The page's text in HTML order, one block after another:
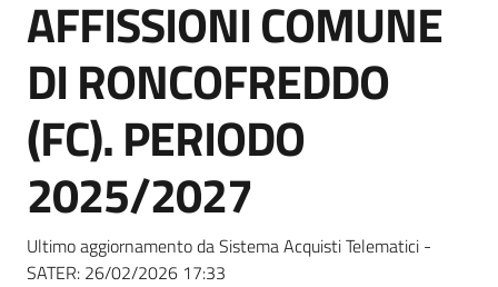
English
site
Seguici
su
AFFISSIONI COMUNE
DI RONCOFREDDO
(FC). PERIODO
2025/2027
Ultimo aggiornamento da Sistema Acquisti Telematici -
SATER: 26/02/2026 17:33